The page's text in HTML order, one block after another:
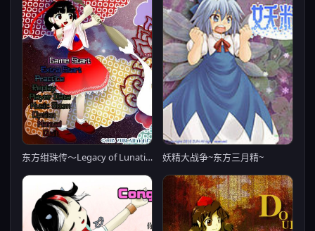
东方绀珠传～Legacy of Lunatic Kingdom～ 妖精大战争~东方三月精~